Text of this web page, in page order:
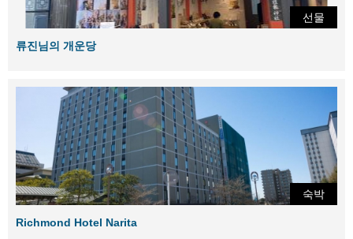
선물
류진님의 개운당
숙박
Richmond Hotel Narita